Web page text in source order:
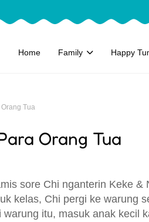
Home Family Happy
Tua
Orang Tua
sore Chi nganterin Keke &
kelas, Chi pergi ke warung
itu, masuk anak kecil